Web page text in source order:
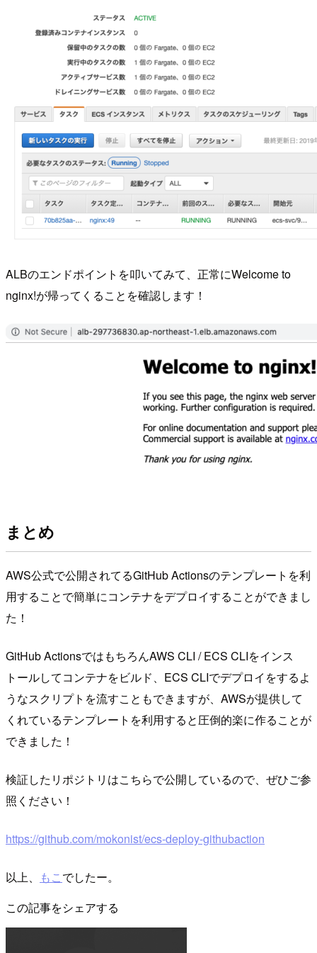
ALBのエンドポイントを叩いてみて、正常にWelcome to
nginx!が帰ってくることを確認します！
まとめ
AWS公式で公開されてるGitHub Actionsのテンプレートを利
用することで簡単にコンテナをデプロイすることができまし
た！
GitHub ActionsではもちろんAWS CLI / ECS CLIをインス
トールしてコンテナをビルド、ECS CLIでデプロイをするよ
うなスクリプトを流すこともできますが、AWSが提供して
くれているテンプレートを利用すると圧倒的楽に作ることが
できました！
検証したリポジトリはこちらで公開しているので、ぜひご参
照ください！
https://github.com/mokonist/ecs-deploy-githubaction
以上、 もこでしたー。
この記事をシェアする